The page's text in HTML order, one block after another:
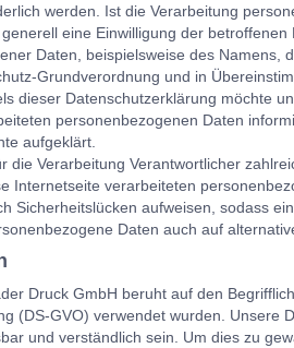
werden. Ist die Verarbeitung
eine Einwilligung der betroffenen
Daten, beispielsweise des
Grundverordnung und in
dieser Datenschutzerklärung möchte
personenbezogenen Daten
aufgeklärt.
die Verarbeitung Verantwortlicher
Internetseite verarbeiteten
Sicherheitslücken aufweisen, sodass
Daten auch auf
Druck GmbH beruht auf den
(DS-GVO) verwendet wurden. Unsere
und verständlich sein. Um dies zu